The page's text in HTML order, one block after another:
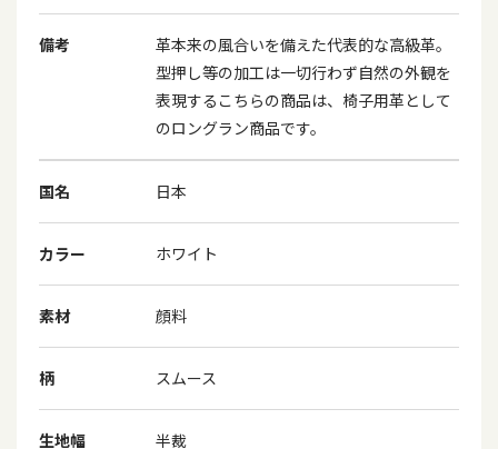
備考
革本来の風合いを備えた代表的な高級革。
型押し等の加工は一切行わず自然の外観を
表現するこちらの商品は、椅子用革として
のロングラン商品です。
国名 日本
カラー ホワイト
素材 顔料
柄 スムース
生地幅 半裁